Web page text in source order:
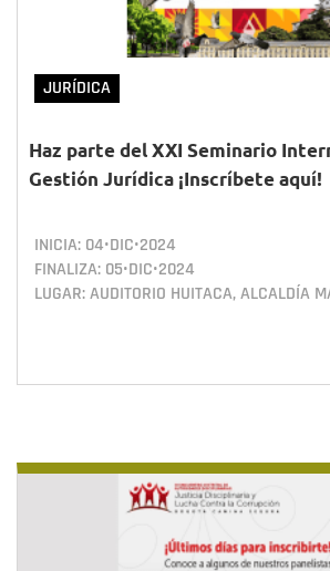
JURÍDICA
Haz parte del XXI Seminario
Gestión Jurídica ¡Inscríbete aquí!
INICIA: 04•DIC•2024
FINALIZA: 05•DIC•2024
LUGAR: AUDITORIO HUITACA, ALCALDÍA